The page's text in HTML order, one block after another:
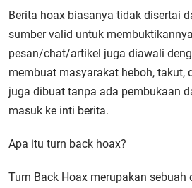
Berita hoax biasanya tidak disertai
sumber valid untuk
pesan/chat/artikel juga diawali
membuat masyarakat heboh, takut,
juga dibuat tanpa ada pembukaan
masuk ke inti berita.
Apa itu turn back hoax?
Turn Back Hoax merupakan sebuah